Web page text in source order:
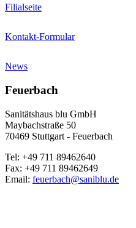
Filialseite
Kontakt-Formular
News
Feuerbach
Sanitätshaus blu GmbH
Maybachstraße 50
70469 Stuttgart - Feuerbach
Tel: +49 711 89462640
Fax: +49 711 89462649
Email: feuerbach@saniblu.de